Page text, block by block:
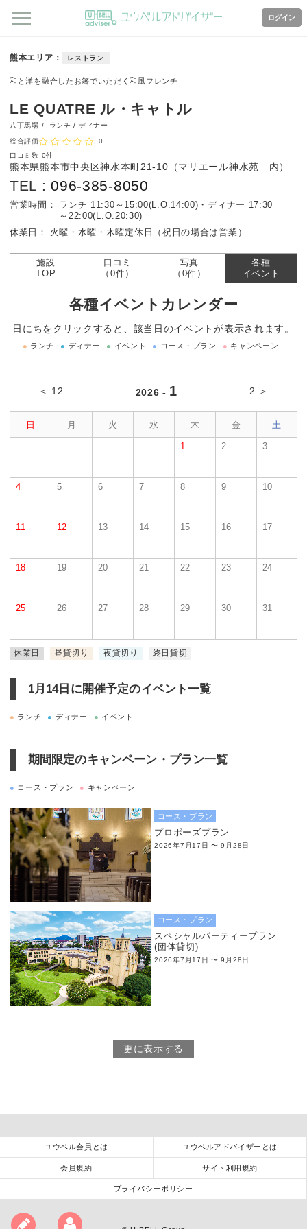
ログイン
熊本エリア レストラン
和と洋を融合したお箸でいただく和風フレンチ
LE QUATRE ル・キャトル
八丁馬場 / ランチ / ディナー
総合評価
0
口コミ数 0件
熊本県熊本市中央区神水本町21-10（マリエール神水苑 内）
TEL :096-385-8050
営業時間：
ランチ 11:30～15:00(L.O.14:00)・ディナー 17:30
～22:00(L.O.20:30)
休業日：
火曜・水曜・木曜定休日（祝日の場合は営業）
施設
TOP
口コミ
（0件）
写真
（0件）
各種
イベント
各種イベントカレンダー
日にちをクリックすると、該当日のイベントが表示されます。
● ランチ ● ディナー ● イベント ● コース・プラン ● キャンペーン
＜ 12 2026 - 1 2 ＞
日 月 火 水 木 金 土
1 2 3
4 5 6 7 8 9 10
11 12 13 14 15 16 17
18 19 20 21 22 23 24
25 26 27 28 29 30 31
休業日 昼貸切り 夜貸切り 終日貸切
1月14日に 開催予定のイベント一覧
● ランチ ● ディナー ● イベント
期間限定のキャンペーン・プラン一覧
● コース・プラン ● キャンペーン
コース・プラン
プロポーズプラン
2026年7月17日 〜 9月28日
コース・プラン
スペシャルパーティープラン
(団体貸切)
2026年7月17日 〜 9月28日
更に表示する
ユウベル会員とは ユウベルアドバイザーとは
会員規約 サイト利用規約
プライバシーポリシー